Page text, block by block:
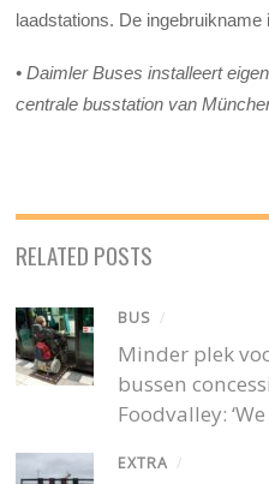
laadstations. De
• Daimler Buses installeert
centrale busstation van
RELATED POSTS
BUS /
Minder plek
bussen
Foodvalley:
EXTRA /